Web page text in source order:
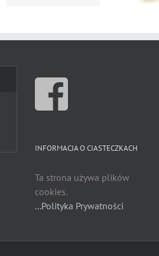
INFORMACJA O CIASTECZKACH
Ta strona używa plików
cookies.
...Polityka Prywatności